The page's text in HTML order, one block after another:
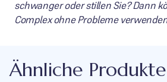
schwanger oder stillen Sie? Dann
Complex ohne Probleme
Ähnliche Produkte